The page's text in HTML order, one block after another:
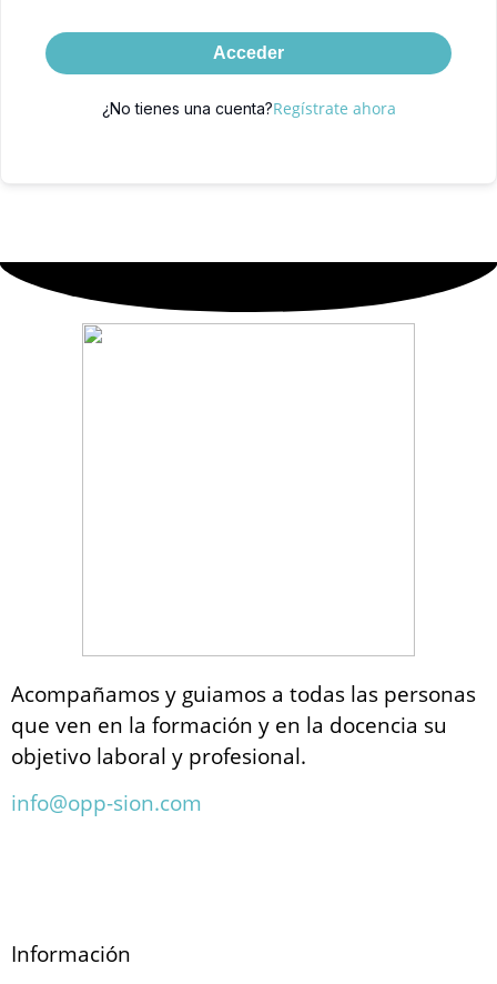
Acceder
¿No tienes una cuenta?Regístrate ahora
Acompañamos y guiamos a todas las personas
que ven en la formación y en la docencia su
objetivo laboral y profesional.
info@opp-sion.com
Información